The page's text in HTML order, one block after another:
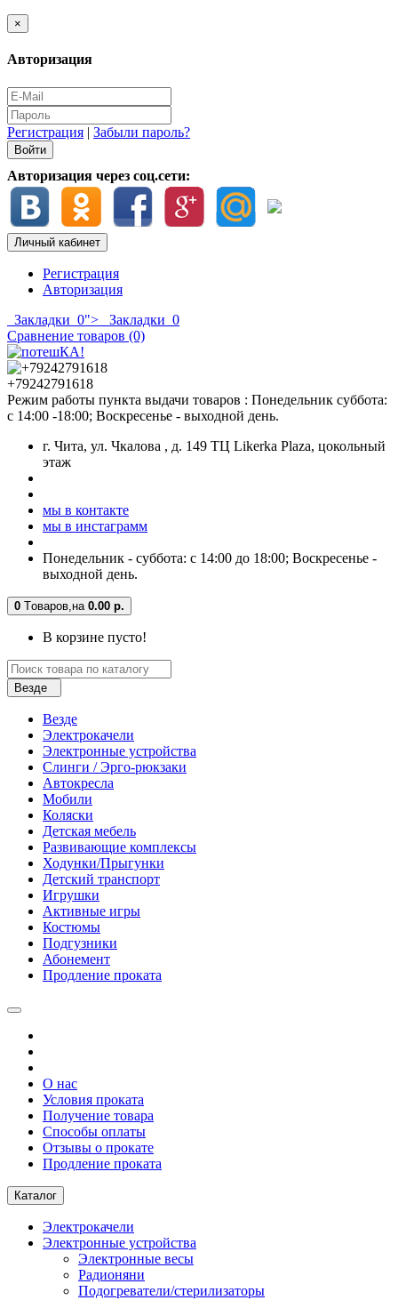
×
Авторизация
Регистрация | Забыли пароль?
Авторизация через соц.сети:
Личный кабинет
Регистрация
Авторизация
Закладки 0"> Закладки 0
Сравнение товаров (0)
+79242791618
Режим работы пункта выдачи товаров : Понедельник суббота:
с 14:00 -18:00; Воскресенье - выходной день.
г. Чита, ул. Чкалова , д. 149 ТЦ Likerka Plaza, цокольный
этаж
мы в контакте
мы в инстаграмм
Понедельник - суббота: с 14:00 до 18:00; Воскресенье -
выходной день.
0 Tоваров, на 0.00 р.
В корзине пусто!
Везде
Везде
Электрокачели
Электронные устройства
Слинги / Эрго-рюкзаки
Автокресла
Мобили
Коляски
Детская мебель
Развивающие комплексы
Ходунки/Прыгунки
Детский транспорт
Игрушки
Активные игры
Костюмы
Подгузники
Абонемент
Продление проката
О нас
Условия проката
Получение товара
Способы оплаты
Отзывы о прокате
Продление проката
Каталог
Электрокачели
Электронные устройства
Электронные весы
Радионяни
Подогреватели/стерилизаторы